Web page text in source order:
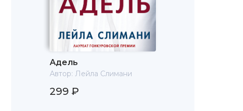
Адель
Автор: Лейла Слимани
299 ₽